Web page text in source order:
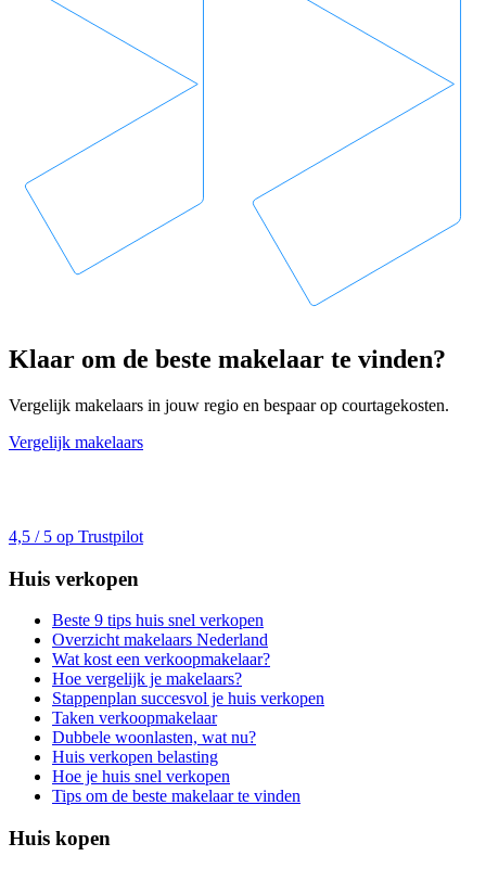
Klaar om de beste makelaar te vinden?
Vergelijk makelaars in jouw regio en bespaar op courtagekosten.
Vergelijk makelaars
4,5 / 5 op Trustpilot
Huis verkopen
Beste 9 tips huis snel verkopen
Overzicht makelaars Nederland
Wat kost een verkoopmakelaar?
Hoe vergelijk je makelaars?
Stappenplan succesvol je huis verkopen
Taken verkoopmakelaar
Dubbele woonlasten, wat nu?
Huis verkopen belasting
Hoe je huis snel verkopen
Tips om de beste makelaar te vinden
Huis kopen